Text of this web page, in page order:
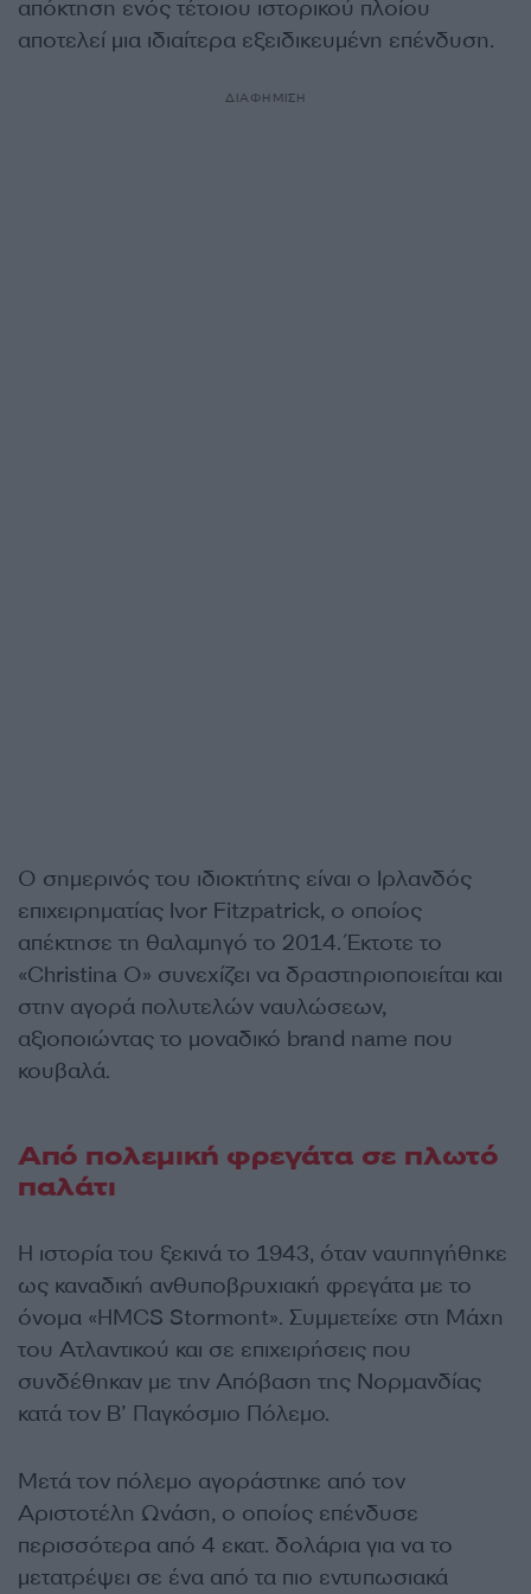
απόκτηση ενός τέτοιου ιστορικού πλοίου
αποτελεί μια ιδιαίτερα εξειδικευμένη επένδυση.
ΔΙΑΦΗΜΙΣΗ
Ο σημερινός του ιδιοκτήτης είναι ο Ιρλανδός
επιχειρηματίας Ivor Fitzpatrick, ο οποίος
απέκτησε τη θαλαμηγό το 2014. Έκτοτε το
«Christina O» συνεχίζει να δραστηριοποιείται και
στην αγορά πολυτελών ναυλώσεων,
αξιοποιώντας το μοναδικό brand name που
κουβαλά.
Από πολεμική φρεγάτα σε πλωτό
παλάτι
Η ιστορία του ξεκινά το 1943, όταν ναυπηγήθηκε
ως καναδική ανθυποβρυχιακή φρεγάτα με το
όνομα «HMCS Stormont». Συμμετείχε στη Μάχη
του Ατλαντικού και σε επιχειρήσεις που
συνδέθηκαν με την Απόβαση της Νορμανδίας
κατά τον Β’ Παγκόσμιο Πόλεμο.
Μετά τον πόλεμο αγοράστηκε από τον
Αριστοτέλη Ωνάση, ο οποίος επένδυσε
περισσότερα από 4 εκατ. δολάρια για να το
μετατρέψει σε ένα από τα πιο εντυπωσιακά